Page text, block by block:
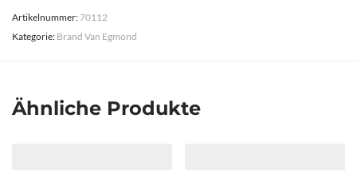
Artikelnummer:70112
Kategorie: Brand Van Egmond
Ähnliche Produkte